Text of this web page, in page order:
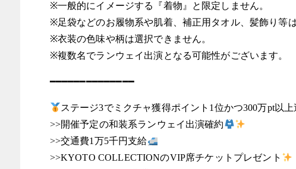
※一般的にイメージする『着物』と限定しません。
※足袋などのお履物系や肌着、補正用タオル、髪飾り等
※衣装の色味や柄は選択できません。
※複数名でランウェイ出演となる可能性がございます。
━━━━━━━━━━━━━━
ステージ3でミクチャ獲得ポイント1位かつ300万pt以
>>開催予定の和装系ランウェイ出演確約
>>交通費1万5千円支給
>>KYOTO COLLECTIONのVIP席チケットプレゼント